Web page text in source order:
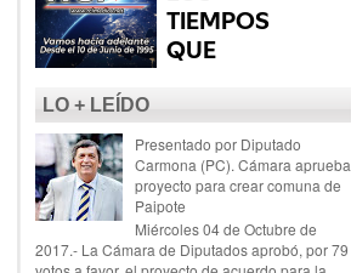
LO + LEÍDO
Presentado por Diputado
Carmona (PC). Cámara aprueba
proyecto para crear comuna de
Paipote
Miércoles 04 de Octubre de
2017.- La Cámara de Diputados aprobó, por 79